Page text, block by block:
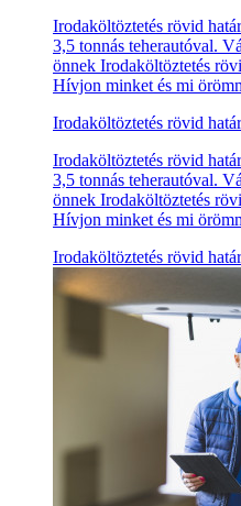
Irodaköltöztetés rövid
3,5 tonnás teherautóval.
önnek Irodaköltöztetés
Hívjon minket és mi
Irodaköltöztetés rövid
Irodaköltöztetés rövid
3,5 tonnás teherautóval.
önnek Irodaköltöztetés
Hívjon minket és mi
Irodaköltöztetés rövid